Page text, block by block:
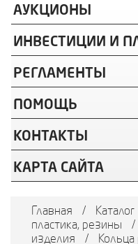
АУКЦИОНЫ
ИНВЕСТИЦИИ И
РЕГЛАМЕНТЫ
ПОМОЩЬ
КОНТАКТЫ
КАРТА САЙТА
Главная / Каталог
пластика, резины
/
изделия
/